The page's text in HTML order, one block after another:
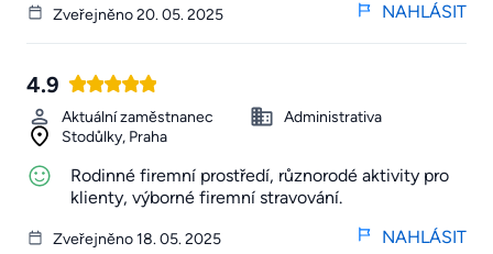
Zveřejněno 20. 05. 2025 NAHLÁSIT
4.9
Aktuální zaměstnanec
Administrativa
Stodůlky, Praha
Rodinné firemní prostředí, různorodé aktivity pro
klienty, výborné firemní stravování.
Zveřejněno 18. 05. 2025 NAHLÁSIT